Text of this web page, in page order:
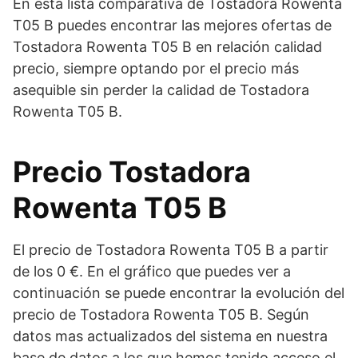
En esta lista comparativa de Tostadora Rowenta
T05 B puedes encontrar las mejores ofertas de
Tostadora Rowenta T05 B en relación calidad
precio, siempre optando por el precio más
asequible sin perder la calidad de Tostadora
Rowenta T05 B.
Precio Tostadora
Rowenta T05 B
El precio de Tostadora Rowenta T05 B a partir
de los 0 €. En el gráfico que puedes ver a
continuación se puede encontrar la evolución del
precio de Tostadora Rowenta T05 B. Según
datos mas actualizados del sistema en nuestra